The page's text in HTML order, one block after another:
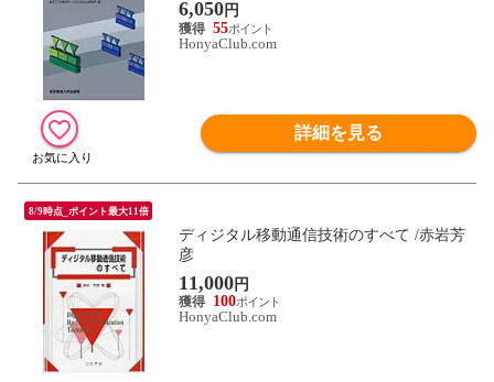
6,050円
55
HonyaClub.com
詳細を見る
8/9時点_ポイント最大11倍
ディジタル移動通信技術のすべて /赤岩芳
彦
11,000円
100
HonyaClub.com